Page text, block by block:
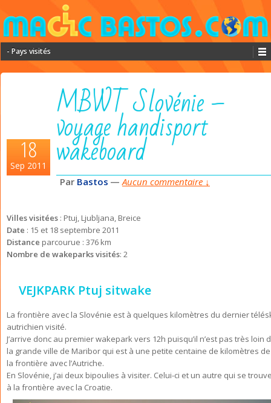
- Pays visités
MBWT Slovénie –
voyage handisport
wakeboard
18
Sep 2011
Par Bastos — Aucun commentaire ↓
Villes visitées : Ptuj, Ljubljana, Breice
Date : 15 et 18 septembre 2011
Distance parcourue : 376 km
Nombre de wakeparks visités: 2
VEJKPARK Ptuj sitwake
La frontière avec la Slovénie est à quelques kilomètres du dernier
autrichien visité.
J’arrive donc au premier wakepark vers 12h puisqu’il n’est pas très loin
la grande ville de Maribor qui est à une petite centaine de kilomètres de
la frontière avec l’Autriche.
En Slovénie, j’ai deux bipoulies à visiter. Celui-ci et un autre qui se
à la frontière avec la Croatie.